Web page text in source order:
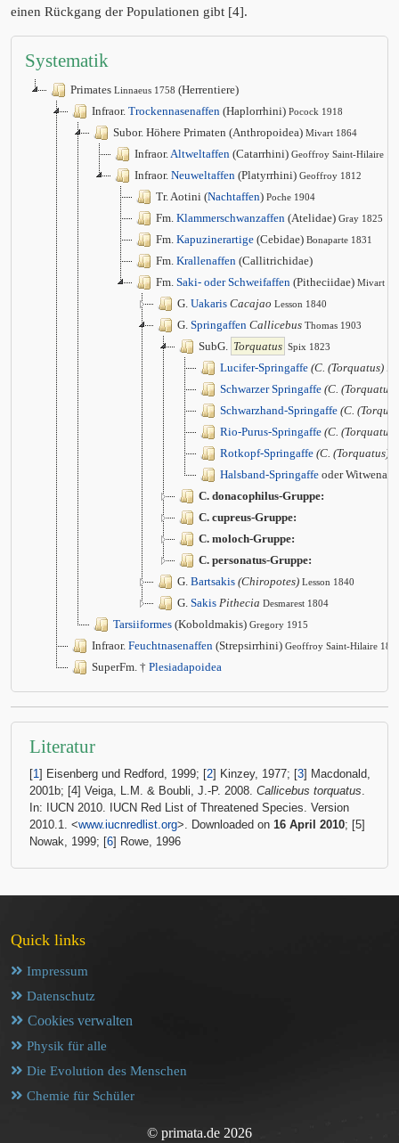
einen Rückgang der Populationen gibt [4].
Systematik
Primates Linnaeus 1758 (Herrentiere)
Infraor. Trockennasenaffen (Haplorrhini) Pocock 1918
Subor. Höhere Primaten (Anthropoidea) Mivart 1864
Infraor.Altweltaffen (Catarrhini) Geoffroy Saint-Hilaire
Infraor. Neuweltaffen (Platyrrhini) Geoffroy 1812
Tr. Aotini (Nachtaffen) Poche 1904
Fm. Klammerschwanzaffen (Atelidae) Gray 1825
Fm. Kapuzinerartige (Cebidae) Bonaparte 1831
Fm. Krallenaffen (Callitrichidae)
Fm. Saki- oder Schweifaffen (Pitheciidae) Mivart
G. Uakaris Cacajao Lesson 1840
G. Springaffen Callicebus Thomas 1903
SubG. Torquatus Spix 1823
Lucifer-Springaffe (C. (Torquatus)
Schwarzer Springaffe (C.
Schwarzhand-Springaffe (C.
Rio-Purus-Springaffe (C.
Rotkopf-Springaffe (C. (Torquatus)
Halsband-Springaffe oder
C. donacophilus-Gruppe:
C. cupreus-Gruppe:
C. moloch-Gruppe:
C. personatus-Gruppe:
G. Bartsakis (Chiropotes) Lesson 1840
G. Sakis Pithecia Desmarest 1804
Tarsiiformes (Koboldmakis) Gregory 1915
Infraor. Feuchtnasenaffen (Strepsirrhini) Geoffroy Saint-Hilaire
SuperFm. † Plesiadapoidea
Literatur
[1] Eisenberg und Redford, 1999; [2] Kinzey, 1977; [3] Macdonald,
2001b; [4] Veiga, L.M. & Boubli, J.-P. 2008. Callicebus torquatus.
In: IUCN 2010. IUCN Red List of Threatened Species. Version
2010.1. <www.iucnredlist.org>. Downloaded on 16 April 2010; [5]
Nowak, 1999; [6] Rowe, 1996
Quick links
Impressum
Datenschutz
Cookies verwalten
Physik für alle
Die Evolution des Menschen
Chemie für Schüler
© primata.de 2026